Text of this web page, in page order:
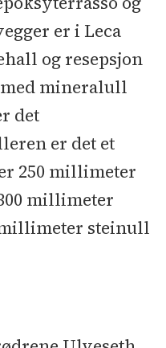
er i Leca
og resepsjon
mineralull
det
er det et
250 millimeter
millimeter
millimeter steinull